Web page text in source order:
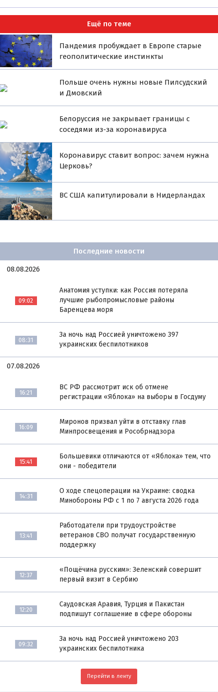
Ещё по теме
Пандемия пробуждает в Европе старые
геополитические инстинкты
Польше очень нужны новые Пилсудский
и Дмовский
Белоруссия не закрывает границы с
соседями из-за коронавируса
Коронавирус ставит вопрос: зачем нужна
Церковь?
ВС США капитулировали в Нидерландах
Последние новости
08.08.2026
09:02
Анатомия уступки: как Россия потеряла
лучшие рыбопромысловые районы
Баренцева моря
08:31
За ночь над Россией уничтожено 397
украинских беспилотников
07.08.2026
16:21
ВС РФ рассмотрит иск об отмене
регистрации «Яблока» на выборы в Госдуму
16:09
Миронов призвал уйти в отставку глав
Минпросвещения и Рособрнадзора
15:41
Большевики отличаются от «Яблока» тем, что
они - победители
14:31
О ходе спецоперации на Украине: сводка
Минобороны РФ с 1 по 7 августа 2026 года
13:41
Работодатели при трудоустройстве
ветеранов СВО получат государственную
поддержку
12:37
«Пощёчина русским»: Зеленский совершит
первый визит в Сербию
12:20
Саудовская Аравия, Турция и Пакистан
подпишут соглашение в сфере обороны
09:32
За ночь над Россией уничтожено 203
украинских беспилотника
Перейти в ленту